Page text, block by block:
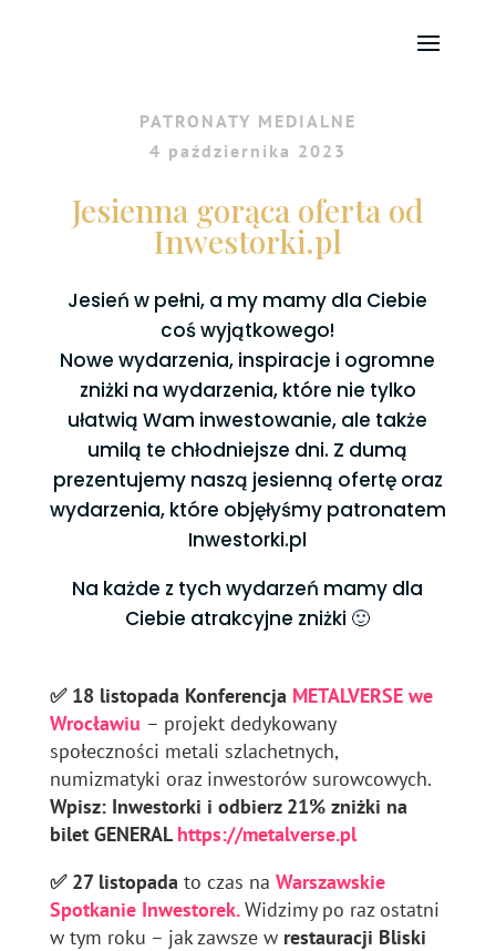
PATRONATY MEDIALNE
4 października 2023
Jesienna gorąca oferta od
Inwestorki.pl
Jesień w pełni, a my mamy dla Ciebie
coś wyjątkowego!
Nowe wydarzenia, inspiracje i ogromne
zniżki na wydarzenia, które nie tylko
ułatwią Wam inwestowanie, ale także
umilą te chłodniejsze dni. Z dumą
prezentujemy naszą jesienną ofertę oraz
wydarzenia, które objęłyśmy patronatem
Inwestorki.pl
Na każde z tych wydarzeń mamy dla
Ciebie atrakcyjne zniżki 🙂
✅ 18 listopada Konferencja METALVERSE we
Wrocławiu – projekt dedykowany
społeczności metali szlachetnych,
numizmatyki oraz inwestorów surowcowych.
Wpisz: Inwestorki i odbierz 21% zniżki na
bilet GENERAL https://metalverse.pl
✅ 27 listopada to czas na Warszawskie
Spotkanie Inwestorek.Widzimy po raz ostatni
w tym roku – jak zawsze w restauracji Bliski